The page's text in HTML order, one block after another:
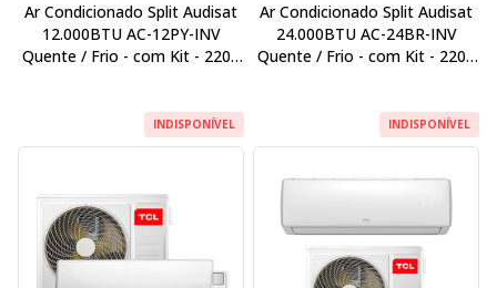
Ar Condicionado Split Audisat
12.000BTU AC-12PY-INV
Quente / Frio - com Kit - 220V
INDISPONÍVEL
Ar Condicionado Split Audisat
24.000BTU AC-24BR-INV
Quente / Frio - com Kit - 220V
INDISPONÍVEL